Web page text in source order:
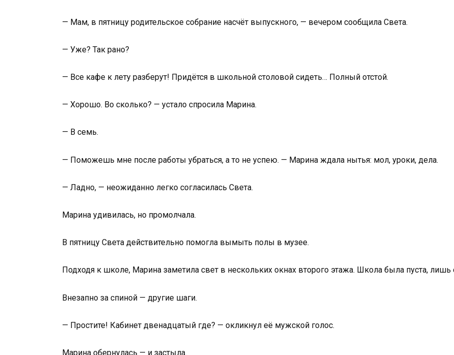
— Мам, в пятницу родительское собрание насчёт выпускного, — вечером сообщила Света.
— Уже? Так рано?
— Все кафе к лету разберут! Придётся в школьной столовой сидеть… Полный отстой.
— Хорошо. Во сколько? — устало спросила Марина.
— В семь.
— Поможешь мне после работы убраться, а то не успею. — Марина ждала нытья: мол, уроки, дела.
— Ладно, — неожиданно легко согласилась Света.
Марина удивилась, но промолчала.
В пятницу Света действительно помогла вымыть полы в музее.
Подходя к школе, Марина заметила свет в нескольких окнах второго этажа. Школа была пуста,
Внезапно за спиной — другие шаги.
— Простите! Кабинет двенадцатый где? — окликнул её мужской голос.
Марина обернулась — и застыла.